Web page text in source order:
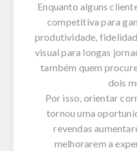
Enquanto alguns
competitiva para
produtividade,
visual para longas
também quem
dois
Por isso, orientar
tornou uma
revendas
melhorarem a